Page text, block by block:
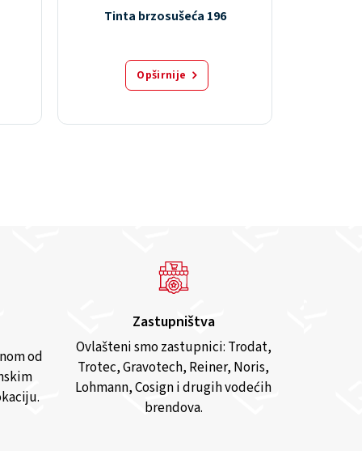
Tinta brzosušeća 196
Opširnije
od
Zastupništva
Ovlašteni smo zastupnici: Trodat,
Trotec, Gravotech, Reiner, Noris,
Lohmann, Cosign i drugih vodećih
brendova.